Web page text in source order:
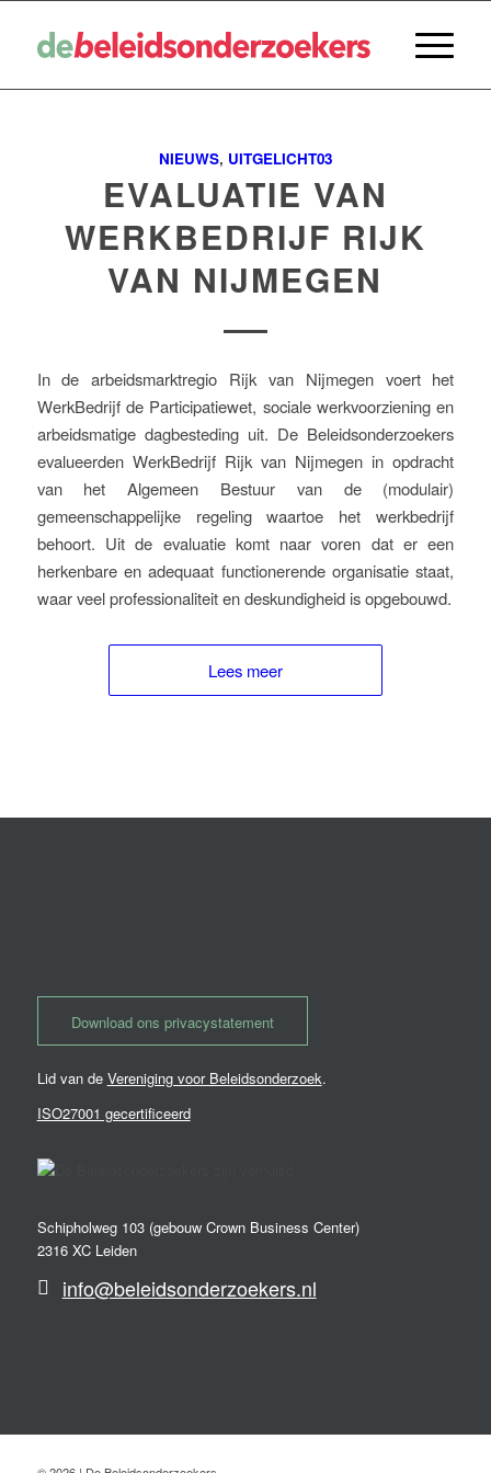
NIEUWS, UITGELICHT03
EVALUATIE VAN
WERKBEDRIJF RIJK
VAN NIJMEGEN
In de arbeidsmarktregio Rijk van Nijmegen voert het
WerkBedrijf de Participatiewet, sociale werkvoorziening en
arbeidsmatige dagbesteding uit. De Beleidsonderzoekers
evalueerden WerkBedrijf Rijk van Nijmegen in opdracht
van het Algemeen Bestuur van de (modulair)
gemeenschappelijke regeling waartoe het werkbedrijf
behoort. Uit de evaluatie komt naar voren dat er een
herkenbare en adequaat functionerende organisatie staat,
waar veel professionaliteit en deskundigheid is opgebouwd.
Lees meer
Download ons privacystatement
Lid van de Vereniging voor Beleidsonderzoek.
ISO27001 gecertificeerd
Schipholweg 103 (gebouw Crown Business Center)
2316 XC Leiden
info@beleidsonderzoekers.nl